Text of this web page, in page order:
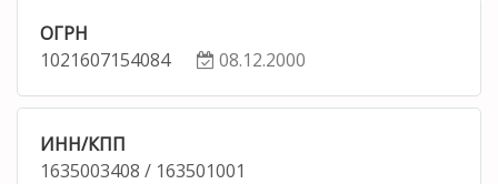
ОГРН
1021607154084
08.12.2000
ИНН/КПП
1635003408 / 163501001